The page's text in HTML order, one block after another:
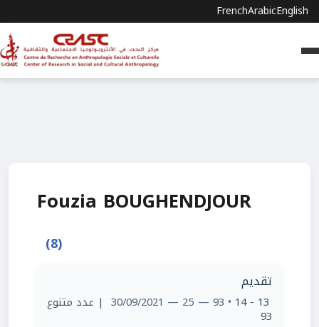
FrenchArabicEnglish
Fouzia BOUGHENDJOUR
(8)
تقديم
13 - 14
• 93 — 25 — 30/09/2021 | عدد متنوع
93